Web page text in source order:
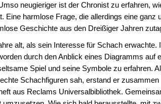
neugieriger ist der Chronist zu erfahren,
Eine harmlose Frage, die allerdings eine ganz
Geschichte aus den Dreißiger Jahren
alt, als sein Interesse für Schach erwachte.
durch den Anblick eines Diagramms auf
Spiel und seine Symbole zu erfahren.
Schachfiguren sah, erstand er
aus Reclams Universalbibliothek.